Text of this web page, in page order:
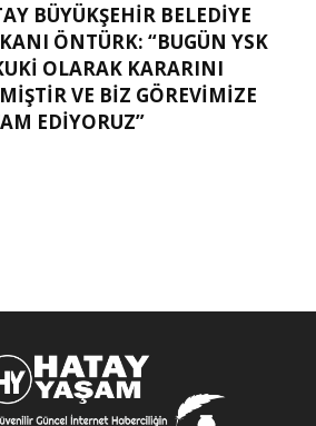
BÜYÜKŞEHIR BELEDIYE
ÖNTÜRK: “BUGÜN YSK
OLARAK KARARINI
VE BIZ GÖREVIMIZE
EDIYORUZ”